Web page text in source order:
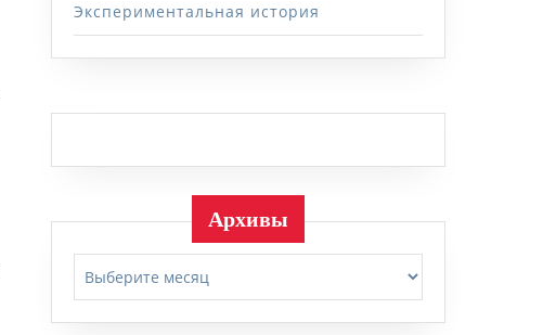
Экспериментальная история
Архивы